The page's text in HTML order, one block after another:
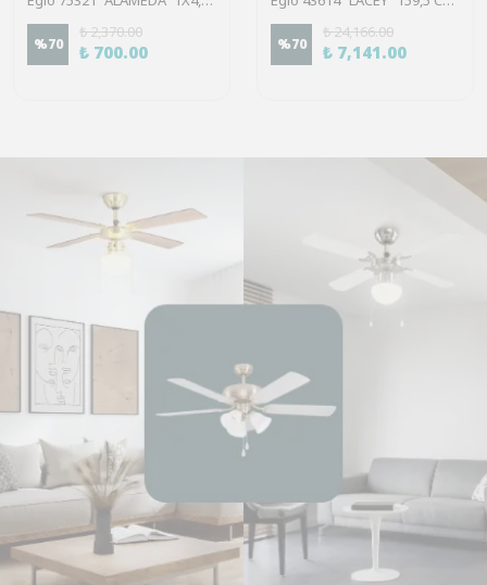
%70
₺ 2,370.00
₺ 700.00 %70
₺ 24,166.00
₺ 7,141.00